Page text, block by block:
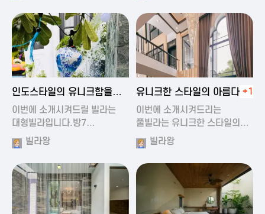
2024-11-19 01:35
인도스타일의 유니크함을
가진 풀빌라
이번에 소개시켜드릴 빌라는
대형빌라입니다.방7…
빌라왕
2024-11-19 00:45
유니크한 스타일의 아름다운
풀빌라
+1
이번에 소개시켜드리는
풀빌라는 유니크한 스타일의…
빌라왕